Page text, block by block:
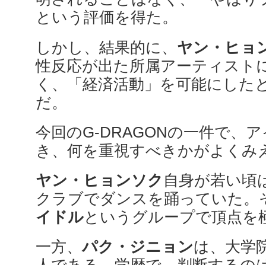
という評価を得た。
しかし、結果的に、 ヤン・ヒョ
性反応が出た所属アーティスト
く、「経済活動」を可能にした
だ。
今回のG-DRAGONの一件で、
き、何を重視すべきかがよくみ
ヤン・ヒョンソク 自身が若い頃
クラブでダンスを踊っていた。
イドルというグループで頂点を
一方、パク・ジニョンは、大学